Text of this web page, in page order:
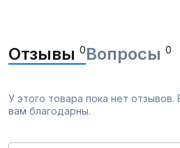
Отзывы 0Вопросы 0
У этого товара пока нет
вам благодарны.